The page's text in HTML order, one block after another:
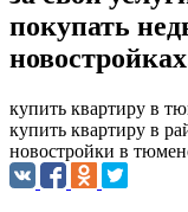
покупать
купить квартиру в
купить квартиру в
новостройки в